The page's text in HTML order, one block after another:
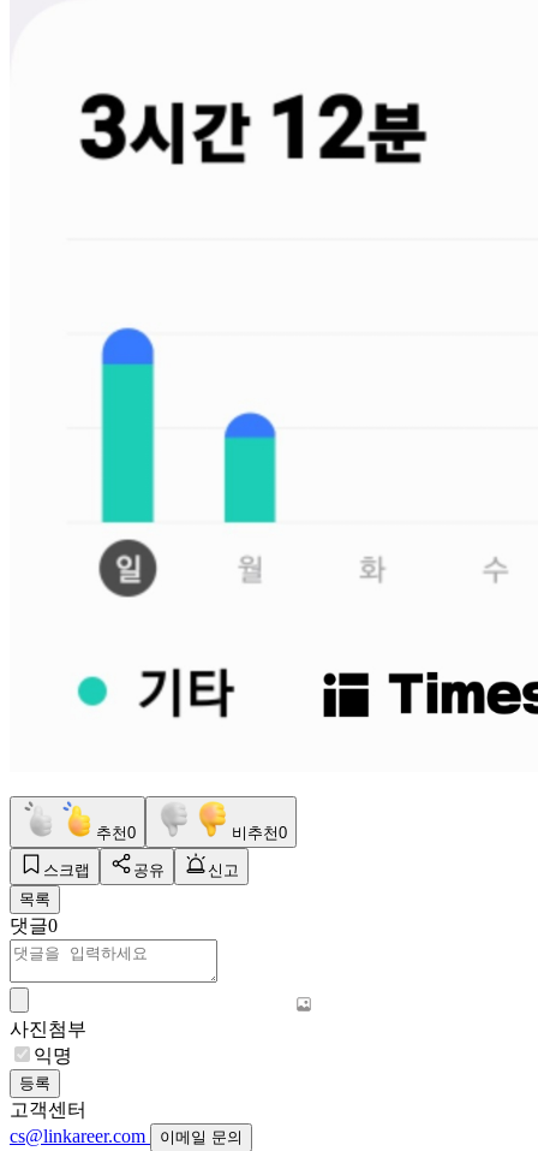
추천0 비추천0
스크랩 공유
신고
목록
댓글0
사진첨부
익명
등록
고객센터
cs@linkareer.com
이메일 문의